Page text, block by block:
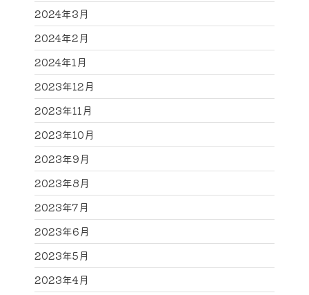
2024年3月
2024年2月
2024年1月
2023年12月
2023年11月
2023年10月
2023年9月
2023年8月
2023年7月
2023年6月
2023年5月
2023年4月